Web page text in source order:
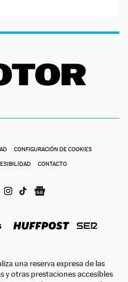
CONFIGURACIÓN DE COOKIES
CONTACTO
una reserva expresa de las
y otras prestaciones accesibles